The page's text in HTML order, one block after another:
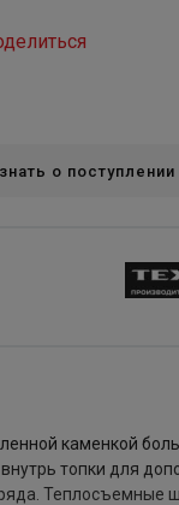
о поступлении
каменкой
топки для
Теплосъемные